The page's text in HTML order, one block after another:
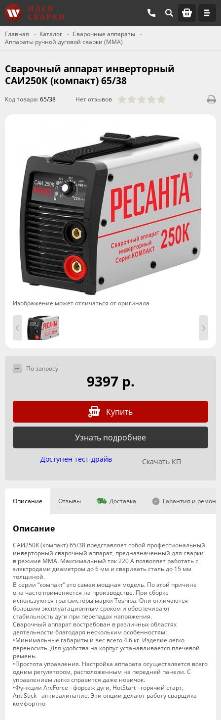
Главная Каталог
Сварочные аппараты
Аппараты ручной дуговой сварки (MMA)
Сварочный аппарат инверторный
САИ250К (компакт) 65/38
Код товара:65/38 Нет отзывов
Изображение может отличаться от оригинала
По запросу
9397 р.
Купить
Узнать подробнее
Доступен тест-драйв Скачать КП
Описание Отзывы Доставка Гарантия и ремонт
Описание
САИ250К (компакт) 65/38 представляет собой профессиональный
инверторный сварочный аппарат, предназначенный для сварки
в режиме ММА. Максимальный ток 220 А позволяет работать с
электродами диаметром до 6 мм и сваривать сталь до 15 мм
толщиной.
В серии “компакт” это самая мощная модель. По этой причине
она часто применяется на производстве. При сборке
используются транзисторы марки Toshiba. Они отличаются
большим эксплуатационным сроком и обеспечивают
стабильность дуги при перепадах напряжения.
Сварочный аппарат востребован в различных областях
деятельности благодаря нескольким особенностям:
•Минимальные габариты и вес всего 4.6 кг. Изделие легко
переносить. Для удобства на корпус устанавливается плечевой
ремень.
•Простота управления. Настройка аппарата осуществляется всего
одним регулятором, расположенным на передней панели. С
управлением легко справится даже новичок.
•Функции ArcForce - форсаж дуги, HotStart - горячий старт,
AntiStick - антизалипание. Эти опции делают работу сварщика
комфортно